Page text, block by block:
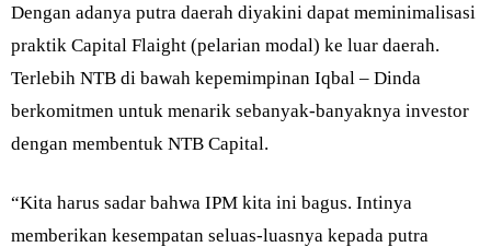
Dengan adanya putra daerah diyakini dapat meminimalisasi
praktik Capital Flaight (pelarian modal) ke luar daerah.
Terlebih NTB di bawah kepemimpinan Iqbal – Dinda
berkomitmen untuk menarik sebanyak-banyaknya investor
dengan membentuk NTB Capital.
“Kita harus sadar bahwa IPM kita ini bagus. Intinya
memberikan kesempatan seluas-luasnya kepada putra